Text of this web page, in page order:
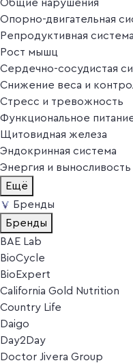
Общие нарушения
Опорно-двигательная
Репродуктивная система
Рост мышц
Сердечно-сосудистая
Снижение веса и
Стресс и тревожность
Функциональное
Щитовидная железа
Эндокринная система
Энергия и выносливость
Ещё
Бренды
Бренды
BAE Lab
BioCycle
BioExpert
California Gold Nutrition
Country Life
Daigo
Day2Day
Doctor Jivera Group